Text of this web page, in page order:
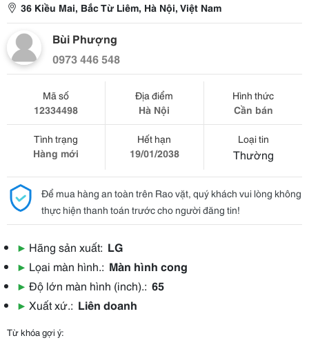
36 Kiều Mai, Bắc Từ Liêm, Hà Nội, Việt Nam
Bùi Phượng
0973 446 548
Mã số
12334498
Địa điểm
Hà Nội
Hình thức
Cần bán
Tình trạng
Hàng mới
Hết hạn
19/01/2038
Loại tin
Thường
Để mua hàng an toàn trên Rao vặt, quý khách vui lòng không
thực hiện thanh toán trước cho người đăng tin!
▶ Hãng sản xuất: LG
▶ Lọai màn hình.: Màn hình cong
▶ Độ lớn màn hình (inch).: 65
▶ Xuất xứ.: Liên doanh
Từ khóa gợi ý: